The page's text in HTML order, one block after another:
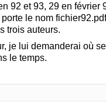
92 et 93, 29 en février
le nom
trois auteurs.
je lui demanderai où
le temps.